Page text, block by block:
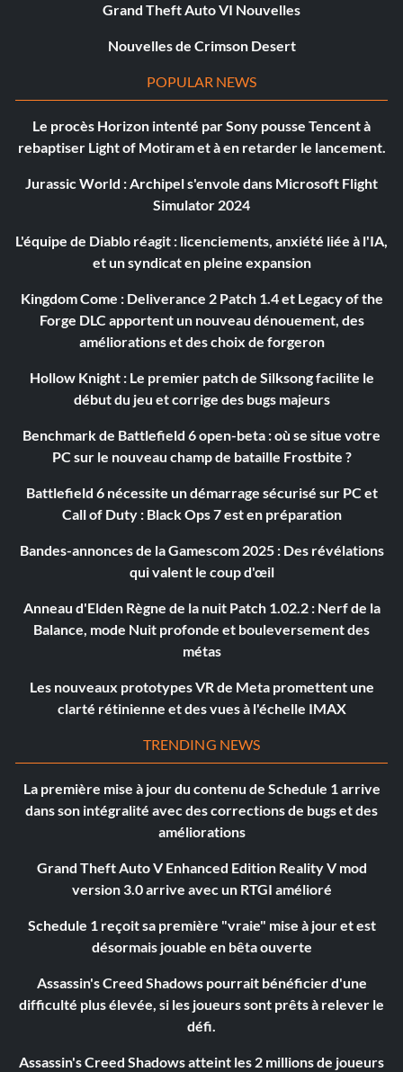
Grand Theft Auto VI Nouvelles
Nouvelles de Crimson Desert
POPULAR NEWS
Le procès Horizon intenté par Sony pousse Tencent à
rebaptiser Light of Motiram et à en retarder le lancement.
Jurassic World : Archipel s'envole dans Microsoft Flight
Simulator 2024
L'équipe de Diablo réagit : licenciements, anxiété liée à l'IA,
et un syndicat en pleine expansion
Kingdom Come : Deliverance 2 Patch 1.4 et Legacy of the
Forge DLC apportent un nouveau dénouement, des
améliorations et des choix de forgeron
Hollow Knight : Le premier patch de Silksong facilite le
début du jeu et corrige des bugs majeurs
Benchmark de Battlefield 6 open-beta : où se situe votre
PC sur le nouveau champ de bataille Frostbite ?
Battlefield 6 nécessite un démarrage sécurisé sur PC et
Call of Duty : Black Ops 7 est en préparation
Bandes-annonces de la Gamescom 2025 : Des révélations
qui valent le coup d'œil
Anneau d'Elden Règne de la nuit Patch 1.02.2 : Nerf de la
Balance, mode Nuit profonde et bouleversement des
métas
Les nouveaux prototypes VR de Meta promettent une
clarté rétinienne et des vues à l'échelle IMAX
TRENDING NEWS
La première mise à jour du contenu de Schedule 1 arrive
dans son intégralité avec des corrections de bugs et des
améliorations
Grand Theft Auto V Enhanced Edition Reality V mod
version 3.0 arrive avec un RTGI amélioré
Schedule 1 reçoit sa première "vraie" mise à jour et est
désormais jouable en bêta ouverte
Assassin's Creed Shadows pourrait bénéficier d'une
difficulté plus élevée, si les joueurs sont prêts à relever le
défi.
Assassin's Creed Shadows atteint les 2 millions de joueurs